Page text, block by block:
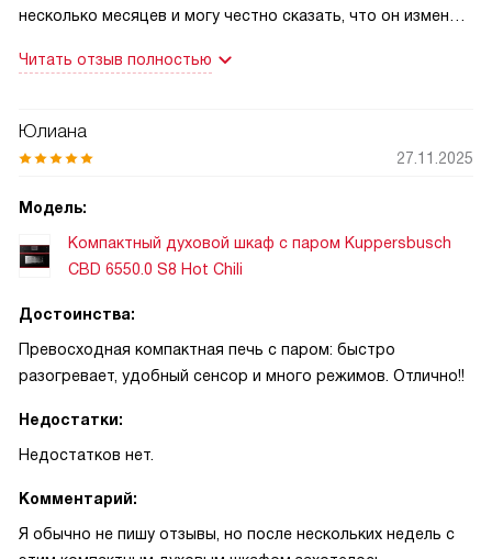
несколько месяцев и могу честно сказать, что он изменил
стабильный результат. Хлеб, который раньше требовал
мягким мякишем. Запомнился один вечер, когда решил
гости были в восторге! Это стало моим небольшим
Второй случай: готовил запеканку для детских
праздников. Обычно боюсь пересушить, но блюдо
ценю, что управление интуитивное — не приходится
тратить время на инструкции, быстро подбираешь
подходящие программы. Панель проста, режимы понятны,
Очистка не вызывает особых хлопот: внутренние
продуманная — удобно наблюдать за приготовлением. За
Читать отзыв полностью
Юлиана
27.11.2025
Модель:
Компактный духовой шкаф с паром Kuppersbusch
CBD 6550.0 S8 Hot Chili
Достоинства:
Превосходная компактная печь с паром: быстро
разогревает, удобный сенсор и много режимов. Отлично!!
Недостатки:
Недостатков нет.
Комментарий:
Я обычно не пишу отзывы, но после нескольких недель с